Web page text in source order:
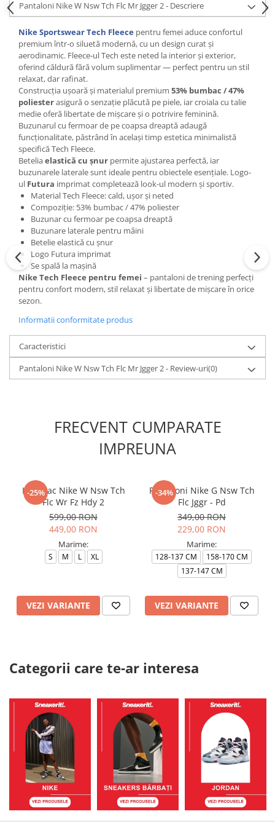
Pantaloni Nike W Nsw Tch Flc Mr Jgger 2 - Descriere
Nike Sportswear Tech Fleece pentru femei aduce confortul
premium într-o siluetă modernă, cu un design curat și
aerodinamic. Fleece‑ul Tech este neted la interior și exterior,
oferind căldură fără volum suplimentar — perfect pentru un stil
relaxat, dar rafinat.
Construcția ușoară și materialul premium 53% bumbac / 47%
poliesterasigură o senzație plăcută pe piele, iar croiala cu talie
medie oferă libertate de mișcare și o potrivire feminină.
Buzunarul cu fermoar de pe coapsa dreaptă adaugă
funcționalitate, păstrând în același timp estetica minimalistă
specifică Tech Fleece.
Beteliaelastică cu șnur permite ajustarea perfectă, iar
buzunarele laterale sunt ideale pentru obiectele esențiale. Logo-
ul Futura imprimat completează look-ul modern și sportiv.
Material Tech Fleece: cald, ușor și neted
Compoziție: 53% bumbac / 47% poliester
Buzunar cu fermoar pe coapsa dreaptă
Buzunare laterale pentru mâini
Betelie elastică cu șnur
Logo Futura imprimat
Se spală la mașină
Nike Tech Fleece pentru femei – pantaloni de trening perfecți
pentru confort modern, stil relaxat și libertate de mișcare în orice
sezon.
Informatii conformitate produs
Caracteristici
Pantaloni Nike W Nsw Tch Flc Mr Jgger 2 - Review-uri(0)
FRECVENT CUMPARATE
IMPREUNA
-25%
Hanorac Nike W Nsw Tch
Flc Wr Fz Hdy 2
599,00 RON
449,00 RON
Marime:
S M L XL
VEZI VARIANTE
-34%
Pantaloni Nike G Nsw Tch
Flc Jggr - Pd
349,00 RON
229,00 RON
Marime:
128-137 CM
158-170 CM
137-147 CM
VEZI VARIANTE
Categorii care te-ar interesa